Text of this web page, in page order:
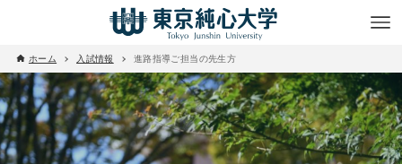
ホーム 入試情報 進路指導ご担当の先生方